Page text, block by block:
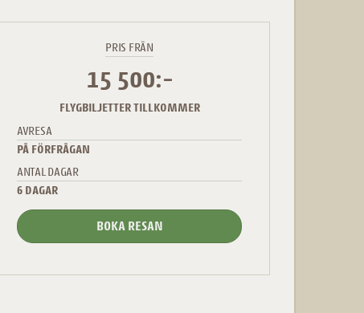
PRIS FRÅN
15 500:-
FLYGBILJETTER TILLKOMMER
AVRESA
PÅ FÖRFRÅGAN
ANTAL DAGAR
6 DAGAR
BOKA RESAN